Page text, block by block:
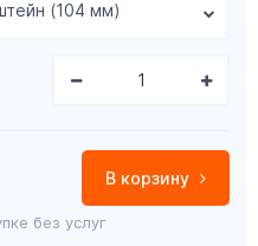
(104 мм)
В корзину
без услуг